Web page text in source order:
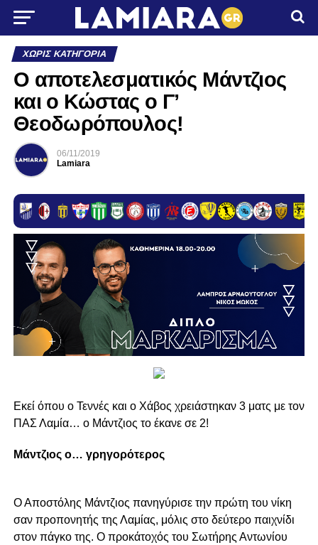
ΧΩΡΊΣ ΚΑΤΗΓΟΡΊΑ
O αποτελεσματικός Μάντζιος
και ο Κώστας ο Γ’
Θεοδωρόπουλος!
06/11/2019
Lamiara
Εκεί όπου ο Τεννές και ο Χάβος χρειάστηκαν 3 ματς με τον
ΠΑΣ Λαμία… ο Μάντζιος το έκανε σε 2!
Μάντζιος ο… γρηγορότερος
Ο Αποστόλης Μάντζιος πανηγύρισε την πρώτη του νίκη
σαν προπονητής της Λαμίας, μόλις στο δεύτερο παιχνίδι
στον πάγκο της. Ο προκάτοχός του Σωτήρης Αντωνίου